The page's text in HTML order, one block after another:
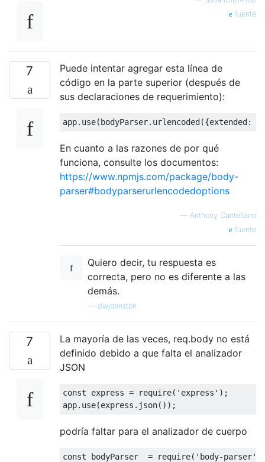
fuente
7
Puede intentar agregar esta línea de
código en la parte superior (después de
sus declaraciones de requerimiento):
app. use(bodyParser. urlencoded({extended:
En cuanto a las razones de por qué
funciona, consulte los documentos:
https://www.npmjs.com/package/body-
parser#bodyparserurlencodedoptions
— Anthony Cantellano
fuente
Quiero decir, tu respuesta es
correcta, pero no es diferente a las
demás.
dwjohnston
7
La mayoría de las veces, req.body no está
definido debido a que falta el analizador
JSON
const express = require( 'express' );
app. use(express . json());
podría faltar para el analizador de cuerpo
const bodyParser = require( 'body-parser'